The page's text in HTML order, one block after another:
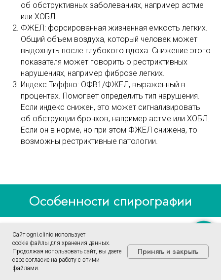
об обструктивных заболеваниях, например астме
или ХОБЛ.
ФЖЕЛ: форсированная жизненная емкость легких.
Общий объем воздуха, который человек может
выдохнуть после глубокого вдоха. Снижение этого
показателя может говорить о рестриктивных
нарушениях, например фиброзе легких.
Индекс Тиффно: ОФВ1/ФЖЕЛ, выраженный в
процентах. Помогает определить тип нарушения.
Если индекс снижен, это может сигнализировать
об обструкции бронхов, например астме или ХОБЛ.
Если он в норме, но при этом ФЖЕЛ снижена, то
возможны рестриктивные патологии.
Особенности спирографии
При занятиях спортом
Сайт ogni.clinic использует
cookie файлы для хранения данных.
Продолжая использовать сайт, вы даете
свое согласие на работу с этими
файлами.
Принять и закрыть